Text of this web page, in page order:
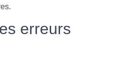
.
erreurs